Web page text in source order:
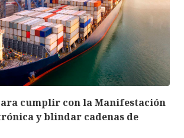
cumplir con la Manifestación
y blindar cadenas de